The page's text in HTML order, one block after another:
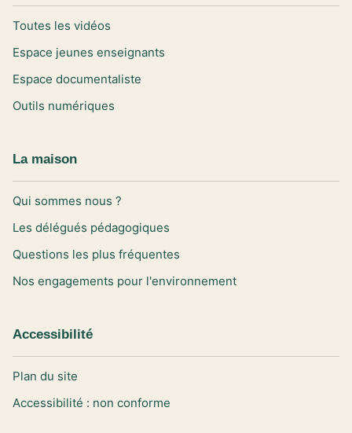
Toutes les vidéos
Espace jeunes enseignants
Espace documentaliste
Outils numériques
La maison
Qui sommes nous ?
Les délégués pédagogiques
Questions les plus fréquentes
Nos engagements pour l'environnement
Accessibilité
Plan du site
Accessibilité : non conforme